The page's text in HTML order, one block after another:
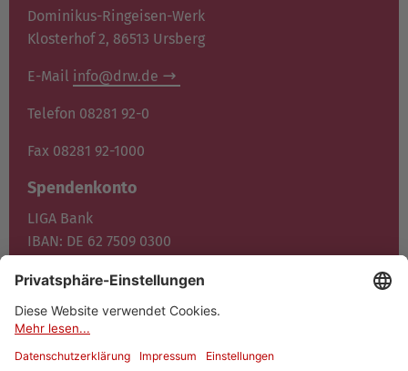
Dominikus-Ringeisen-Werk
Klosterhof 2, 86513 Ursberg
E-Mail info@drw.de
Telefon 08281 92-0
Fax 08281 92-1000
Spendenkonto
LIGA Bank
IBAN: DE 62 7509 0300
BIC: GENO DE F1M05
Jetzt spenden